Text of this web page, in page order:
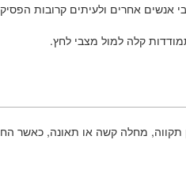
אנשים אחרים ולעיתים קרובות
קלה למול מצבי לחץ.
מחלה קשה או תאונה, כאשר